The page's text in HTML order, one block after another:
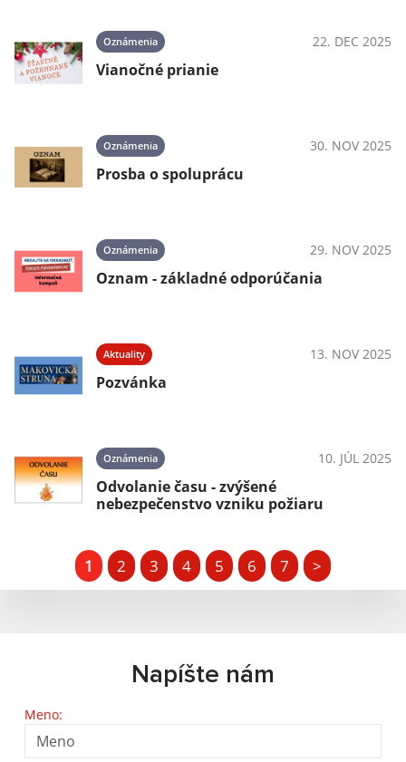
Oznámenia 22. DEC 2025
Vianočné prianie
Oznámenia 30. NOV 2025
Prosba o spoluprácu
Oznámenia 29. NOV 2025
Oznam - základné odporúčania
Aktuality 13. NOV 2025
Pozvánka
Oznámenia 10. JÚL 2025
Odvolanie času - zvýšené
nebezpečenstvo vzniku požiaru
1 2 3 4 5 6 7 >
Napíšte nám
Meno: